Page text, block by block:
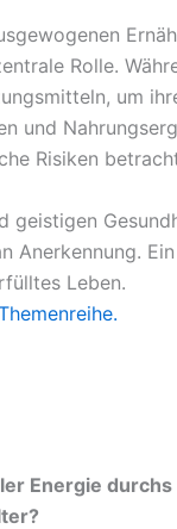
Rolle.
um
und
Risiken
geistigen
Anerkennung.
Leben.
Energie durchs